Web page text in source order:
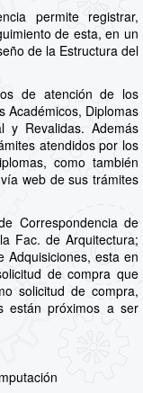
permite registrar,
de esta, en un
de la Estructura del
de atención de los
Académicos, Diplomas
y Revalidas. Además
atendidos por los
como también
web de sus trámites
Correspondencia de
Fac. de Arquitectura;
Adquisiciones, esta en
de compra que
solicitud de compra,
están próximos a ser